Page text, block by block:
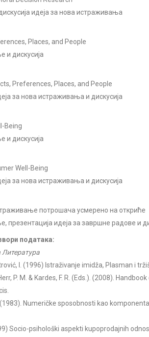
идеја за нова истраживања
Places, and People
и дискусија
Preferences, Places, and People
за нова истраживања и дискусија
Being
и дискусија
Well-Being
за нова истраживања и дискусија
потрошача усмерено на откриће
презентација идеја за завршне радове и
података:
I. (1996) Istraživanje imidža, Plasman i
P. M. & Kardes, F. R. (Eds.). (2008).
Numeričke sposobnosti kao
Socio-psihološki aspekti kupoprodajnih